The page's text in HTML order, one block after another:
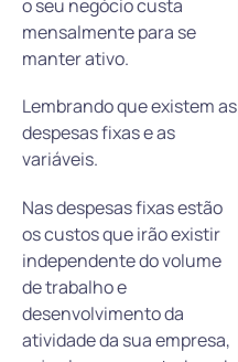
o seu negócio custa
mensalmente para se
manter ativo.
Lembrando que existem as
despesas fixas e as
variáveis.
Nas despesas fixas estão
os custos que irão existir
independente do volume
de trabalho e
desenvolvimento da
atividade da sua empresa,